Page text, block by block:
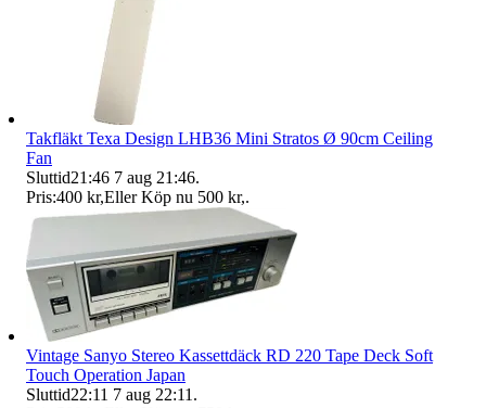
Takfläkt Texa Design LHB36 Mini Stratos Ø 90cm Ceiling
Fan
Sluttid21:46 7 aug 21:46.
Pris:400 kr,Eller Köp nu 500 kr,.
Vintage Sanyo Stereo Kassettdäck RD 220 Tape Deck Soft
Touch Operation Japan
Sluttid22:11 7 aug 22:11 .